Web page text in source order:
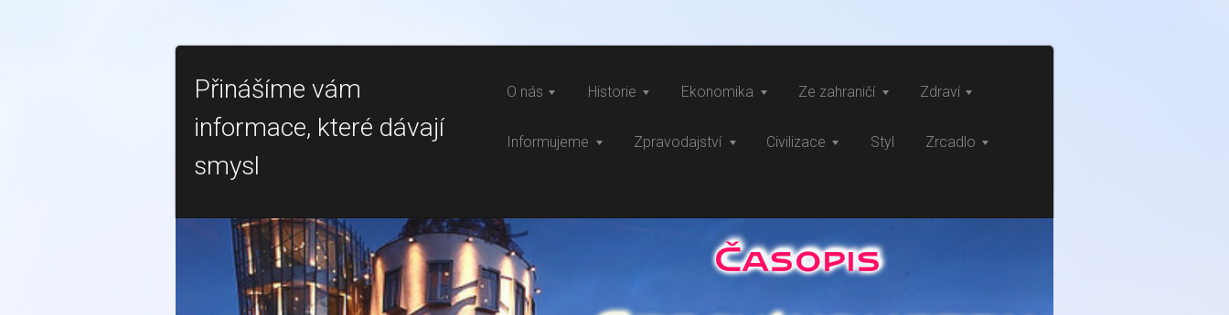
Přinášíme vám
informace, které dávají
smysl
O nás Historie Ekonomika Ze zahraničí Zdraví
Informujeme Zpravodajství Civilizace Styl Zrcadlo